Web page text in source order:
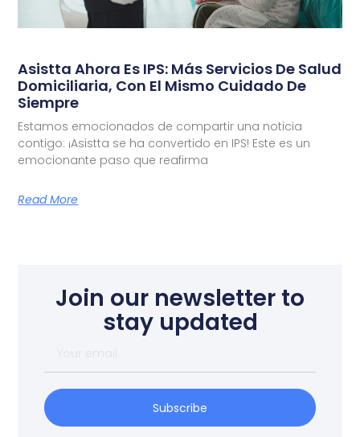
Asistta Ahora Es IPS: Más Servicios De Salud
Domiciliaria, Con El Mismo Cuidado De
Siempre
Estamos emocionados de compartir una noticia
contigo: ¡Asistta se ha convertido en IPS! Este es un
emocionante paso que reafirma
Read More
Join our newsletter to
stay updated
Subscribe